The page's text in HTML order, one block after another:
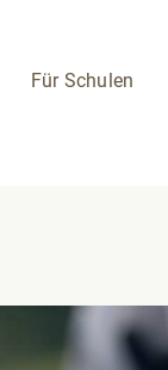
Für Schulen